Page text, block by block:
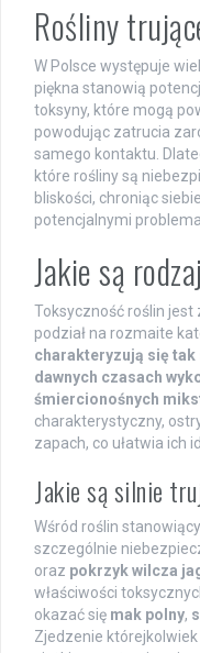
Rośliny
W Polsce występuje
piękna stanowią
toksyny, które mogą
powodując zatrucia
samego kontaktu.
które rośliny są
bliskości, chroniąc
potencjalnymi
Jakie są
Toksyczność roślin jest
podział na rozmaite
charakteryzują się tak
dawnych czasach
śmiercionośnych
charakterystyczny,
zapach, co ułatwia ich
Jakie są silnie
Wśród roślin
szczególnie
oraz pokrzyk wilcza
właściwości
okazać się mak polny,
Zjedzenie